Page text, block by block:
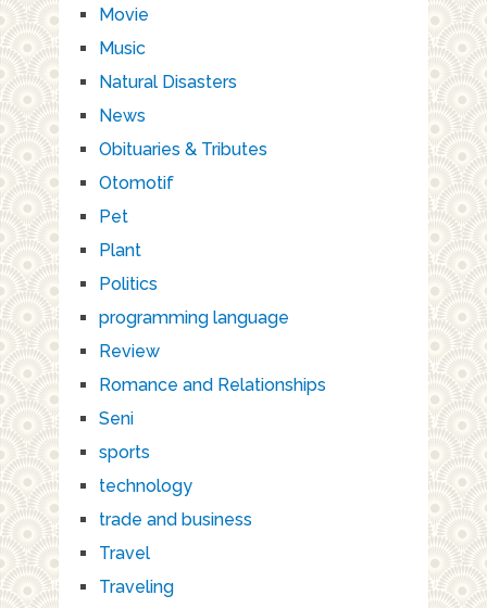
Movie
Music
Natural Disasters
News
Obituaries & Tributes
Otomotif
Pet
Plant
Politics
programming language
Review
Romance and Relationships
Seni
sports
technology
trade and business
Travel
Traveling